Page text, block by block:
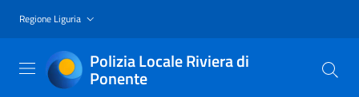
Regione Liguria
Polizia Locale Riviera di
Ponente